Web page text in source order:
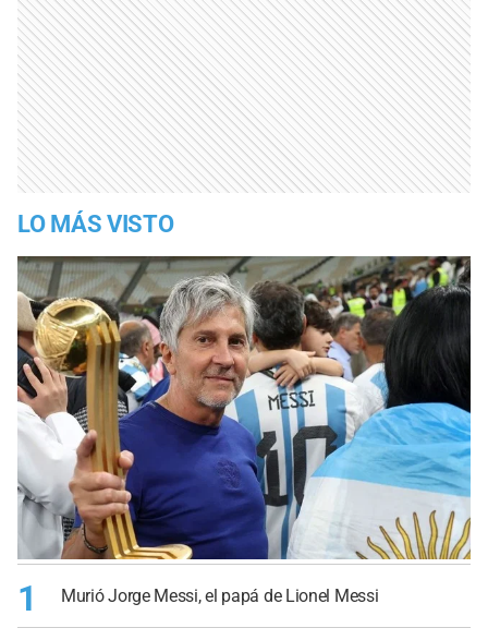
LO MÁS VISTO
1 Murió Jorge Messi, el papá de Lionel Messi